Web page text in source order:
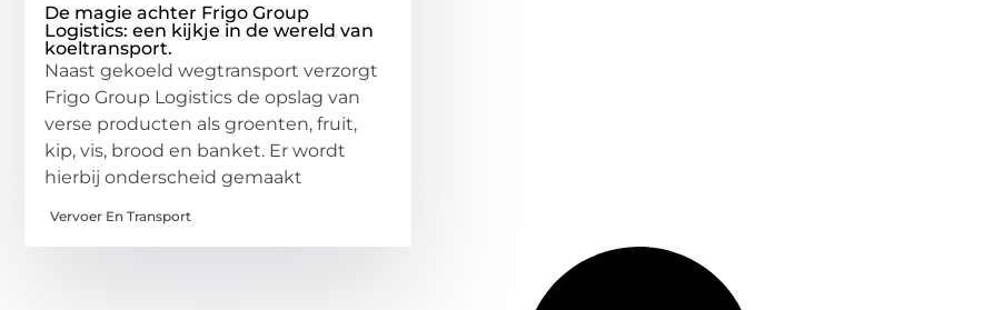
De magie achter Frigo Group
Logistics: een kijkje in de wereld van
koeltransport.
Naast gekoeld wegtransport verzorgt
Frigo Group Logistics de opslag van
verse producten als groenten, fruit,
kip, vis, brood en banket. Er wordt
hierbij onderscheid gemaakt
Vervoer En Transport